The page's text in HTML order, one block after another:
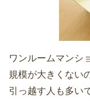
ワンルームマンシ
規模が大きくない
引っ越す人も多い